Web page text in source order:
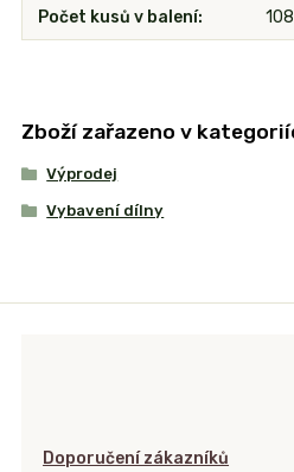
Počet kusů v balení 108
Zboží zařazeno v
Výprodej
Vybavení dílny
Doporučení zákazníků